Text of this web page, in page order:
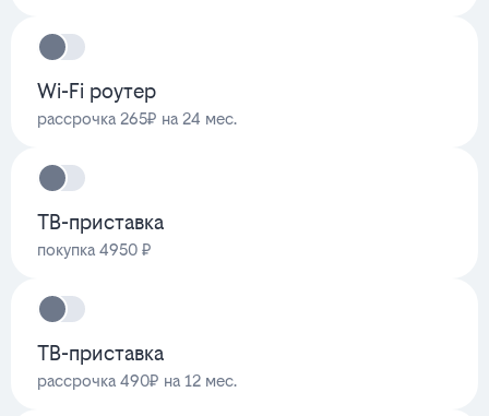
Wi-Fi роутер
рассрочка 265₽ на 24 мес.
ТВ-приставка
покупка 4950 ₽
ТВ-приставка
рассрочка 490₽ на 12 мес.